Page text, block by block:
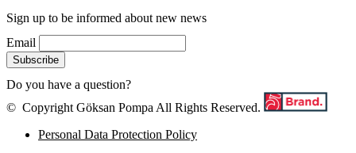
Sign up to be informed about new news
Email
Do you have a question?
© Copyright Göksan Pompa All Rights Reserved.
Personal Data Protection Policy